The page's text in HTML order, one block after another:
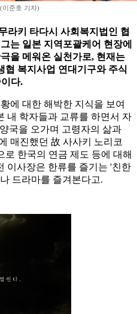
이준호 기자)
라키 타다시 사회복지법인 협
는 일본 지역포괄케어 현장에
을 메워온 실천가로, 현재는
협 복지사업 연대기구와 주식
다.
에 대한 해박한 지식을 보여
내 학자들과 교류를 하면서 자
국을 오가며 고령자의 삶과
매진했던 故 사사키 노리코
한국의 연금 제도 등에 대해
이사장은 한류를 즐기는 '친한
드라마를 즐겨본다고.